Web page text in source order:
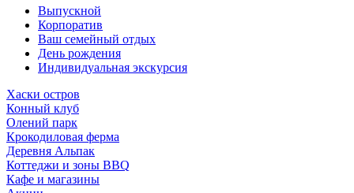
Выпускной
Корпоратив
Ваш семейный отдых
День рождения
Индивидуальная экскурсия
Хаски остров
Конный клуб
Олений парк
Крокодиловая ферма
Деревня Альпак
Коттеджи и зоны BBQ
Кафе и магазины